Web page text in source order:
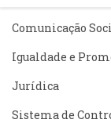
Comunicação
Igualdade e
Jurídica
Sistema de